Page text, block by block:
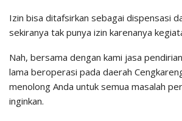
Izin bisa ditafsirkan sebagai dispensasi
sekiranya tak punya izin karenanya
Nah, bersama dengan kami jasa
lama beroperasi pada daerah
menolong Anda untuk semua masalah
inginkan.